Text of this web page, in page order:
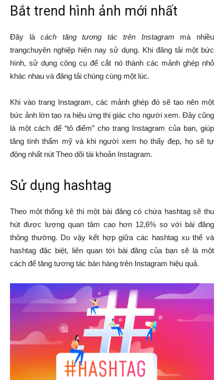
Bắt trend hình ảnh mới nhất
Đây làcách tăng tương tác trên Instagram mà nhiều
trangchuyên nghiệp hiện nay sử dụng. Khi đăng tải một bức
hình, sử dụng công cụ để cắt nó thành các mảnh ghép nhỏ
khác nhau và đăng tải chúng cùng một lúc.
Khi vào trang Instagram, các mảnh ghép đó sẽ tạo nên một
bức ảnh lớn tạo ra hiệu ứng thị giác cho người xem. Đây cũng
là một cách để “tô điểm” cho trang Instagram của bạn, giúp
tăng tính thẩm mỹ và khi người xem họ thấy đẹp, họ sẽ tự
động nhất nút Theo dõi tài khoản Instagram.
Sử dụng hashtag
Theo một thống kê thì một bài đăng có chứa hashtag sẽ thu
hút được lượng quan tâm cao hơn 12,6% so với bài đăng
thông thường. Do vậy kết hợp giữa các hashtag xu thế và
hashtag đặc biệt, liên quan tới bài đăng của bạn sẽ là một
cách để tăng tương tác bán hàng trên Instagram hiệu quả.